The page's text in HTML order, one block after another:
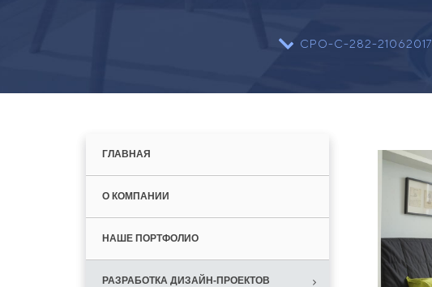
СРО-С-282-21062017
ГЛАВНАЯ
О КОМПАНИИ
НАШЕ ПОРТФОЛИО
РАЗРАБОТКА ДИЗАЙН-ПРОЕКТОВ